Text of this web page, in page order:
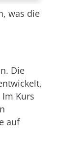
was die
Die
Kurs
auf